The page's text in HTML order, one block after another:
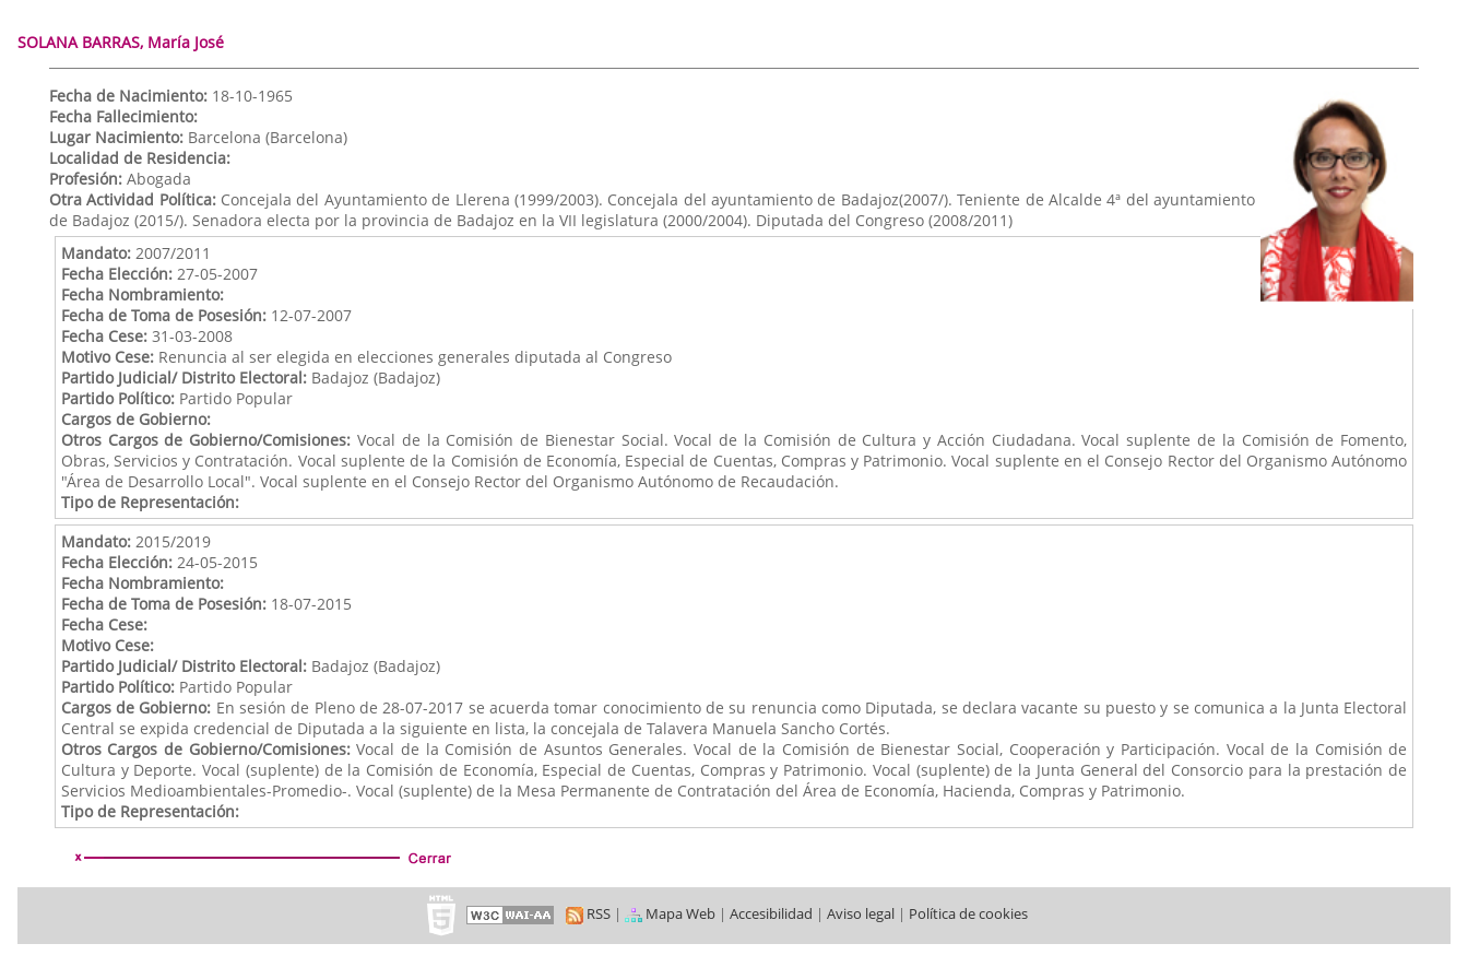
SOLANA BARRAS, María José
Fecha de Nacimiento:18-10-1965
Fecha Fallecimiento:
Lugar Nacimiento:Barcelona (Barcelona)
Localidad de Residencia:
Profesión:Abogada
Otra Actividad Política:Concejala del Ayuntamiento de Llerena (1999/2003). Concejala del ayuntamiento de Badajoz(2007/). Teniente de Alcalde 4ª del ayuntamiento
de Badajoz (2015/). Senadora electa por la provincia de Badajoz en la VII legislatura (2000/2004). Diputada del Congreso (2008/2011)
Mandato:2007/2011
Fecha Elección:27-05-2007
Fecha Nombramiento:
Fecha de Toma de Posesión:12-07-2007
Fecha Cese:31-03-2008
Motivo Cese:Renuncia al ser elegida en elecciones generales diputada al Congreso
Partido Judicial/ Distrito Electoral:Badajoz (Badajoz)
Partido Político:Partido Popular
Cargos de Gobierno:
Otros Cargos de Gobierno/Comisiones: Vocal de la Comisión de Bienestar Social. Vocal de la Comisión de Cultura y Acción Ciudadana. Vocal suplente de la Comisión de Fomento,
Obras, Servicios y Contratación. Vocal suplente de la Comisión de Economía, Especial de Cuentas, Compras y Patrimonio. Vocal suplente en el Consejo Rector del Organismo Autónomo
"Área de Desarrollo Local". Vocal suplente en el Consejo Rector del Organismo Autónomo de Recaudación.
Tipo de Representación:
Mandato:2015/2019
Fecha Elección:24-05-2015
Fecha Nombramiento:
Fecha de Toma de Posesión:18-07-2015
Fecha Cese:
Motivo Cese:
Partido Judicial/ Distrito Electoral:Badajoz (Badajoz)
Partido Político:Partido Popular
Cargos de Gobierno: En sesión de Pleno de 28-07-2017 se acuerda tomar conocimiento de su renuncia como Diputada, se declara vacante su puesto y se comunica a la Junta Electoral
Central se expida credencial de Diputada a la siguiente en lista, la concejala de Talavera Manuela Sancho Cortés.
Otros Cargos de Gobierno/Comisiones:Vocal de la Comisión de Asuntos Generales. Vocal de la Comisión de Bienestar Social, Cooperación y Participación. Vocal de la Comisión de
Cultura y Deporte. Vocal (suplente) de la Comisión de Economía, Especial de Cuentas, Compras y Patrimonio. Vocal (suplente) de la Junta General del Consorcio para la prestación de
Servicios Medioambientales-Promedio-. Vocal (suplente) de la Mesa Permanente de Contratación del Área de Economía, Hacienda, Compras y Patrimonio.
Tipo de Representación:
RSS| Mapa Web| Accesibilidad | Aviso legal| Política de cookies